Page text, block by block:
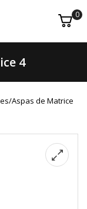
0
4
Aspas de Matrice